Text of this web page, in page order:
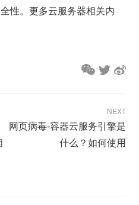
性。更多云服务器相关内
NEXT
网页病毒-容器云服务引擎是
什么？如何使用